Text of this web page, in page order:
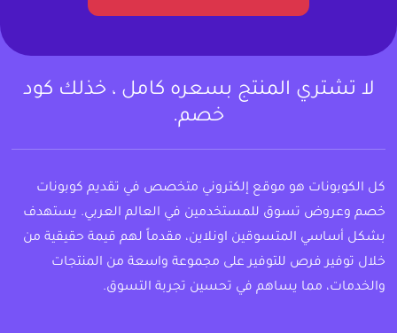
لا تشتري المنتج بسعره كامل ، خذلك كود
خصم.
كل الكوبونات هو موقع إلكتروني متخصص في تقديم كوبونات
خصم وعروض تسوق للمستخدمين في العالم العربي. يستهدف
بشكل أساسي المتسوقين اونلاين، مقدماً لهم قيمة حقيقية من
خلال توفير فرص للتوفير على مجموعة واسعة من المنتجات
والخدمات، مما يساهم في تحسين تجربة التسوق.